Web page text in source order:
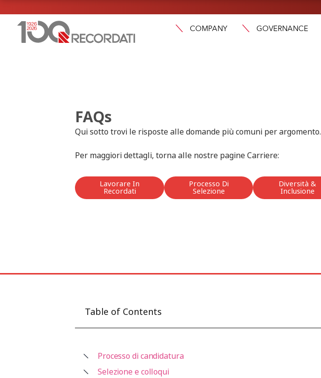
COMPANY GOVERNANCE
FAQs
Qui sotto trovi le risposte alle domande più comuni per argomento.
Per maggiori dettagli, torna alle nostre pagine Carriere:
Lavorare In
Recordati
Processo Di
Selezione
Diversità &
Inclusione
Table of Contents
Processo di candidatura
Selezione e colloqui